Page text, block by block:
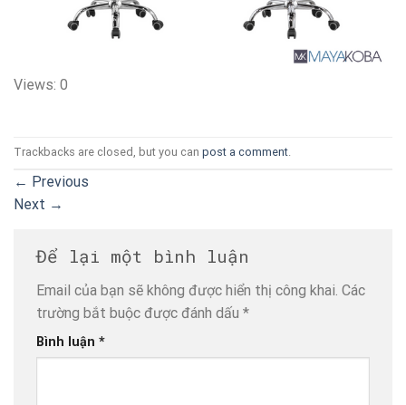
Views: 0
Trackbacks are closed, but you can post a comment.
← Previous
Next →
Để lại một bình luận
Email của bạn sẽ không được hiển thị công khai. Các
trường bắt buộc được đánh dấu *
Bình luận *